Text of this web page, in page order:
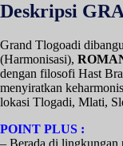
Deskripsi
Grand Tlogoadi
(Harmonisasi),
dengan filosofi Hast
menyiratkan
lokasi Tlogadi, Mlati,
POINT PLUS :
– Berada di lingkungan